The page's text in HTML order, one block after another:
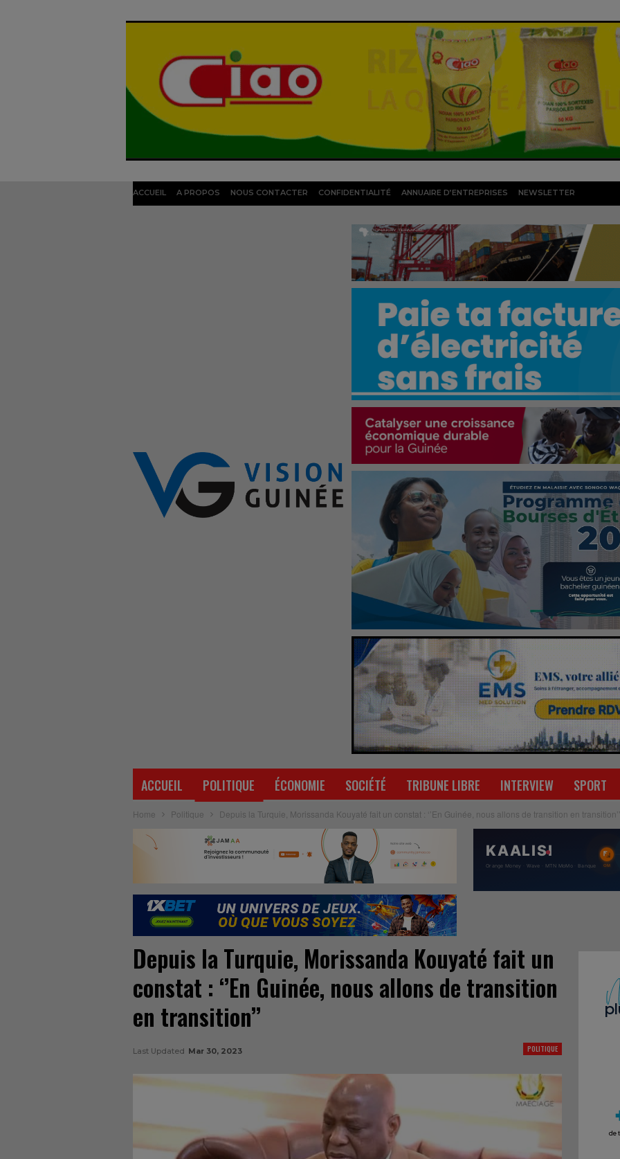
ACCUEIL A PROPOS NOUS CONTACTER CONFIDENTIALITÉ ANNUAIRE D’ENTREPRISES NEWSLETTER
ACCUEIL POLITIQUE ÉCONOMIE SOCIÉTÉ TRIBUNE LIBRE INTERVIEW SPORT
Home Politique Depuis la Turquie, Morissanda Kouyaté fait un constat : ‘’En Guinée, nous allons de transition en transition’’
Depuis la Turquie, Morissanda Kouyaté fait un
constat : ‘’En Guinée, nous allons de transition
en transition’’
POLITIQUE
Last Updated Mar 30, 2023